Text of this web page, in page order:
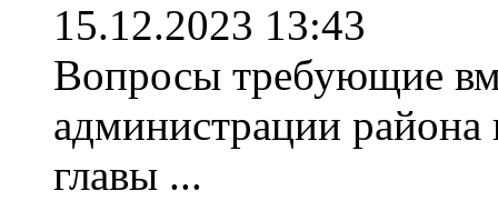
15.12.2023 13:43
Вопросы требующие
администрации
главы ...